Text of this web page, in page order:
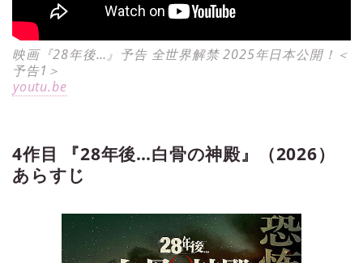
映画『28年後…』予告 全世界解禁 2025年日本公開！＜
予告1＞
youtu.be
4作目 『28年後…白骨の神殿』（2026）
あらすじ